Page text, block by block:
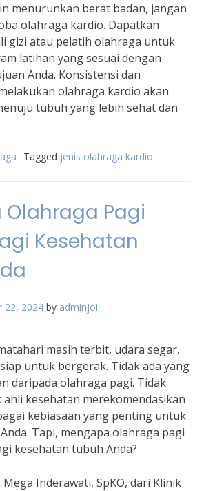
menurunkan berat badan, jangan
olahraga kardio. Dapatkan
gizi atau pelatih olahraga untuk
latihan yang sesuai dengan
Anda. Konsistensi dan
olahraga kardio akan
tubuh yang lebih sehat dan
Tagged jenis olahraga kardio
Pagi
Kesehatan
22, 2024 by adminjoi
masih terbit, udara segar,
untuk bergerak. Tidak ada yang
daripada olahraga pagi. Tidak
kesehatan merekomendasikan
kebiasaan yang penting untuk
Tapi, mengapa olahraga pagi
kesehatan tubuh Anda?
Inderawati, SpKO, dari Klinik